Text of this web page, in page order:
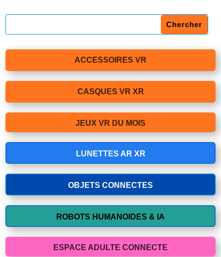
ACCESSOIRES VR
CASQUES VR XR
JEUX VR DU MOIS
LUNETTES AR XR
OBJETS CONNECTES
ROBOTS HUMANOIDES & IA
ESPACE ADULTE CONNECTE